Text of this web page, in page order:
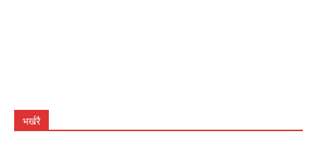
भर्खरै